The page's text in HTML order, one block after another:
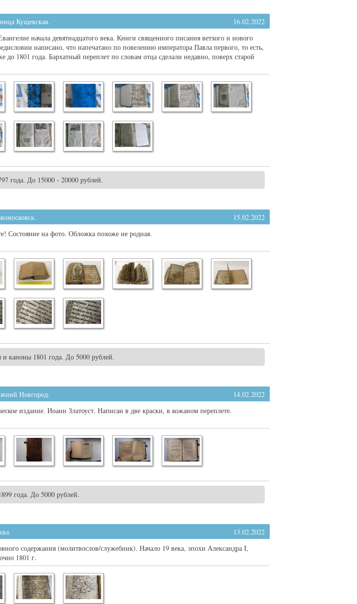
Кущевская.
16.02.2022
начала девятнадцатого века. Книги священного писания ветхого и нового
написано, что напечатано по повелению императора Павла первого, то есть,
до 1801 года. Бархатный переплет по словам отца сделали недавно, поверх старой
года. До 15000 - 20000 рублей.
15.02.2022
Состояние на фото. Обложка похоже не родная.
каноны 1801 года. До 5000 рублей.
Новгород.
14.02.2022
издание. Иоанн Златоуст. Написан в две краски, в кожаном переплете.
года. До 5000 рублей.
13.02.2022
содержания (молитвослов/служебник). Начало 19 века, эпохи Александра I,
1801 г.